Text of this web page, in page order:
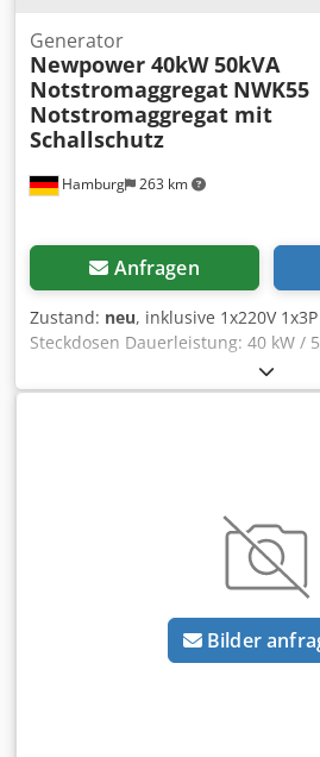
Hamburg 263 km
Generator
Newpower 40kW 50kVA
Notstromaggregat NWK55
Notstromaggregat mit
Schallschutz
Anfragen
Zustand: neu, inklusive 1x220V
Steckdosen Dauerleistung: 40 kW /
4DX-65D, 4 Zylinder, Wassergekühlt
Rmvrsgoha Anschluss: Steckdosen
Frequenz: 50 Hz Spannung: 400/
Bilder